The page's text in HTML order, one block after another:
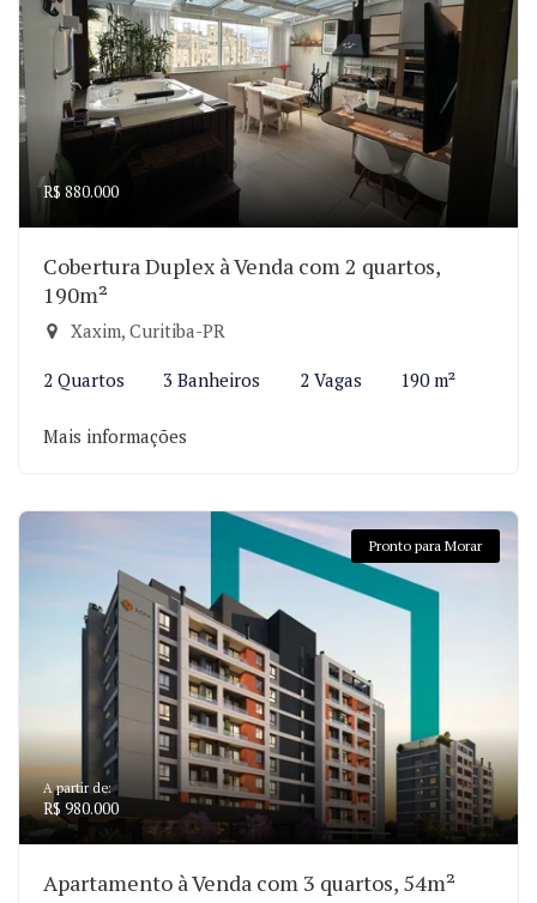
R$ 880.000
Cobertura Duplex à Venda com 2 quartos,
190m²
Xaxim, Curitiba-PR
2 Quartos 3 Banheiros 2 Vagas 190 m²
Mais informações
Pronto para Morar
A partir de:
R$ 980.000
Apartamento à Venda com 3 quartos, 54m²